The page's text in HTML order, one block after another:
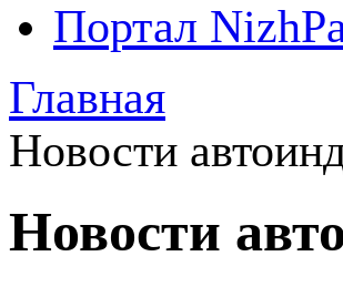
Портал
Главная
Новости
Новости